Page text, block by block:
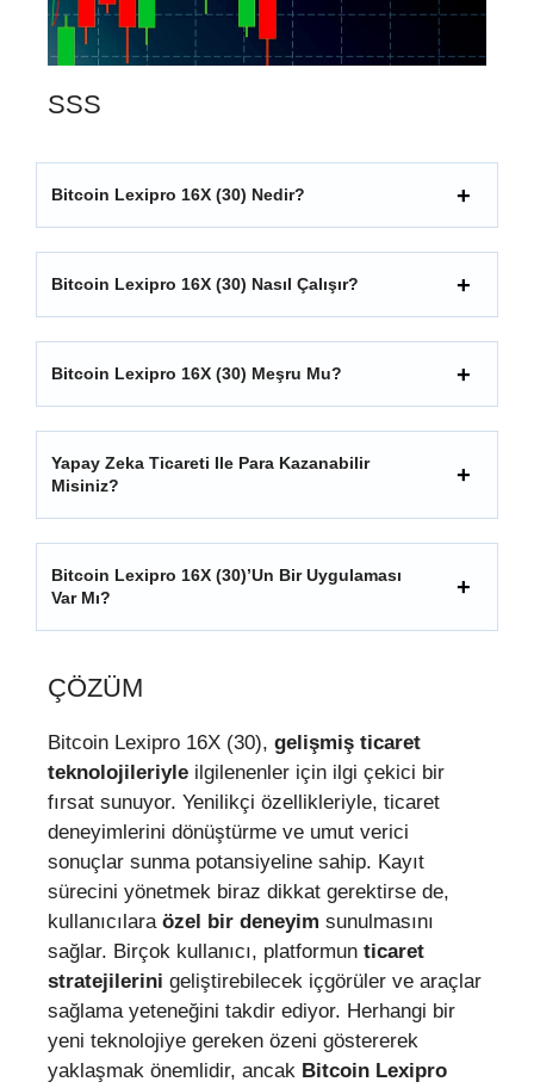
SSS
Bitcoin Lexipro 16X (30) Nedir?
Bitcoin Lexipro 16X (30) Nasıl Çalışır?
Bitcoin Lexipro 16X (30) Meşru Mu?
Yapay Zeka Ticareti Ile Para Kazanabilir
Misiniz?
Bitcoin Lexipro 16X (30)’un Bir Uygulaması
Var Mı?
ÇÖZÜM
Bitcoin Lexipro 16X (30), gelişmiş ticaret
teknolojileriyle ilgilenenler için ilgi çekici bir
fırsat sunuyor. Yenilikçi özellikleriyle, ticaret
deneyimlerini dönüştürme ve umut verici
sonuçlar sunma potansiyeline sahip. Kayıt
sürecini yönetmek biraz dikkat gerektirse de,
kullanıcılara özel bir deneyim sunulmasını
sağlar. Birçok kullanıcı, platformun ticaret
stratejilerini geliştirebilecek içgörüler ve araçlar
sağlama yeteneğini takdir ediyor. Herhangi bir
yeni teknolojiye gereken özeni göstererek
yaklaşmak önemlidir, ancak Bitcoin Lexipro